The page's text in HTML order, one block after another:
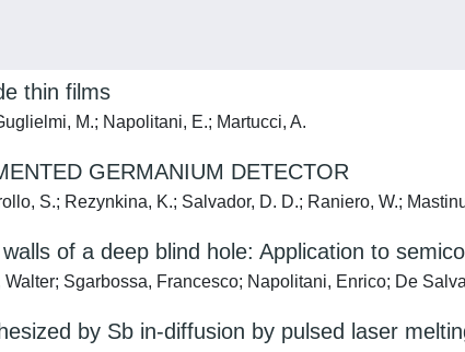
thin films
M.; Napolitani, E.; Martucci, A.
GERMANIUM DETECTOR
S.; Rezynkina, K.; Salvador, D. D.; Raniero, W.;
of a deep blind hole: Application to
Sgarbossa, Francesco; Napolitani, Enrico; De
by Sb in-diffusion by pulsed laser